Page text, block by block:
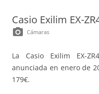
Casio Exilim EX-
photo_camera Cámaras
La Casio Exilim EX-
anunciada en enero de
179€.